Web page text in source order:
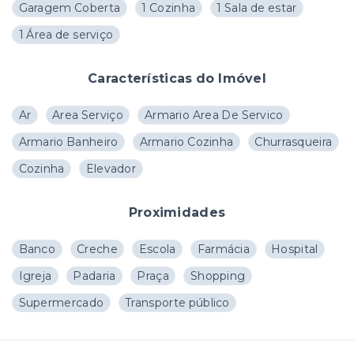
Garagem Coberta
1 Cozinha
1 Sala de estar
1 Área de serviço
Características do Imóvel
Ar Area Serviço
Armario Area De Servico
Armario Banheiro
Armario Cozinha
Churrasqueira
Cozinha
Elevador
Proximidades
Banco Creche Escola Farmácia
Hospital
Igreja
Padaria Praça
Shopping
Supermercado
Transporte público